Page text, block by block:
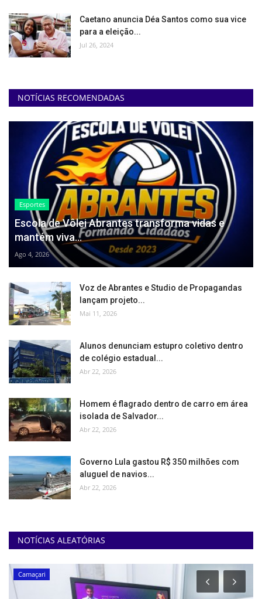
Caetano anuncia Déa Santos como sua vice
para a eleição...
Jul 26, 2024
NOTÍCIAS RECOMENDADAS
Esportes
Escola de Vôlei Abrantes transforma vidas e
mantém viva...
Ago 4, 2026
Voz de Abrantes e Studio de Propagandas
lançam projeto...
Mai 11, 2026
Alunos denunciam estupro coletivo dentro
de colégio estadual...
Abr 22, 2026
Homem é flagrado dentro de carro em área
isolada de Salvador...
Abr 22, 2026
Governo Lula gastou R$ 350 milhões com
aluguel de navios...
Abr 22, 2026
NOTÍCIAS ALEATÓRIAS
Camaçari